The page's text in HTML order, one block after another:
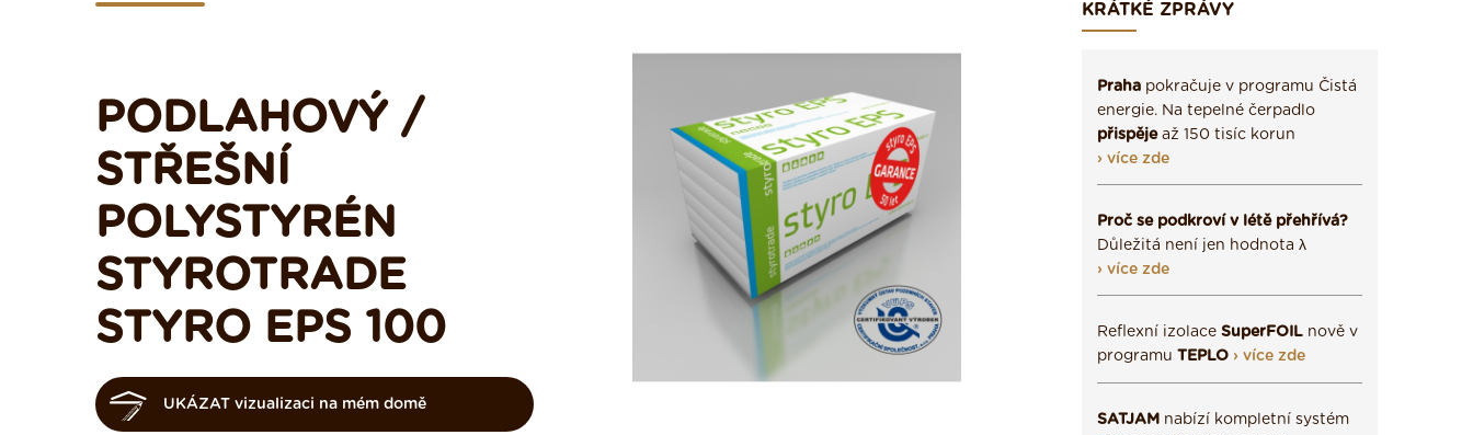
PODLAHOVÝ /
STŘEŠNÍ
POLYSTYRÉN
STYROTRADE
STYRO EPS 100
UKÁZAT vizualizaci na mém domě
KRÁTKÉ ZPRÁVY
Praha pokračuje v programu Čistá
energie. Na tepelné čerpadlo
přispějeaž 150 tisíc korun
› více zde
Proč se podkroví v létě přehřívá?
Důležitá není jen hodnota λ
› více zde
Reflexní izolace SuperFOIL nově v
programu TEPLO › více zde
SATJAM nabízí kompletní systém